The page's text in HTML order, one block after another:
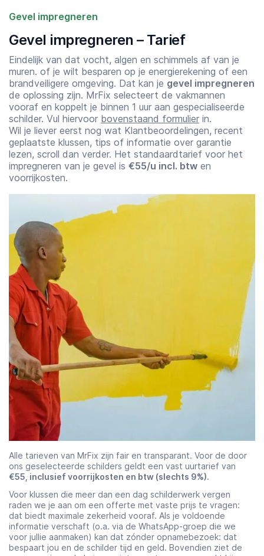
Gevel impregneren
Gevel impregneren – Tarief
Eindelijk van dat vocht, algen en schimmels af van je
muren. of je wilt besparen op je energierekening of een
brandveiligere omgeving. Dat kan je gevel impregneren
de oplossing zijn. MrFix selecteert de vakmannen
vooraf en koppelt je binnen 1 uur aan gespecialiseerde
schilder. Vul hiervoor bovenstaand formulier in.
Wil je liever eerst nog wat Klantbeoordelingen, recent
geplaatste klussen, tips of informatie over garantie
lezen, scroll dan verder. Het standaardtarief voor het
impregneren van je gevel is €55/u incl. btw en
voorrijkosten.
Alle tarieven van MrFix zijn fair en transparant. Voor de door
ons geselecteerde schilders geldt een vast uurtarief van
€55, inclusief voorrijkosten en btw (slechts 9%).
Voor klussen die meer dan een dag schilderwerk vergen
raden we je aan om een offerte met vaste prijs te vragen:
dat biedt maximale zekerheid vooraf. Als je voldoende
informatie verschaft (o.a. via de WhatsApp-groep die we
voor jullie aanmaken) kan dat zónder opnamebezoek: dat
bespaart jou en de schilder tijd en geld. Bovendien ziet de